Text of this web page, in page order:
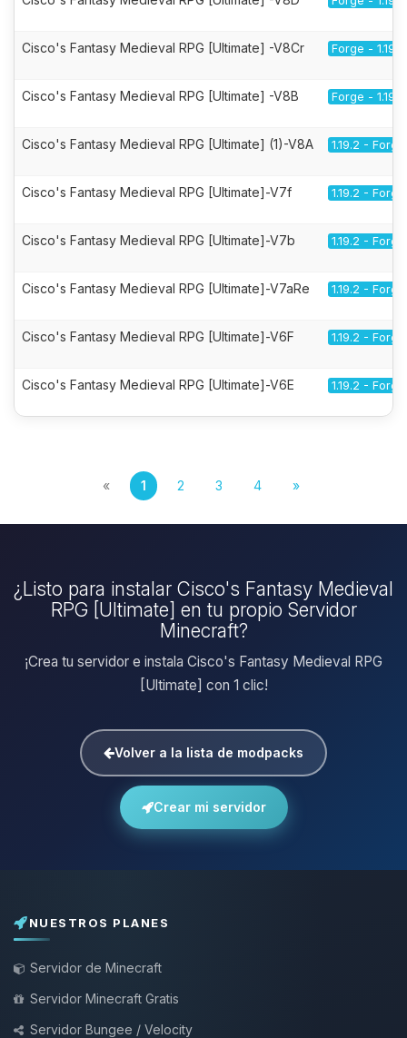
Cisco's Fantasy Medieval RPG [Ultimate] -V8Cr Forge - 1.19.2
Cisco's Fantasy Medieval RPG [Ultimate] -V8B Forge - 1.19.2
Cisco's Fantasy Medieval RPG [Ultimate] (1)-V8A 1.19.2 - Forge
Cisco's Fantasy Medieval RPG [Ultimate]-V7f 1.19.2 - Forge
Cisco's Fantasy Medieval RPG [Ultimate]-V7b 1.19.2 - Forge
Cisco's Fantasy Medieval RPG [Ultimate]-V7aRe 1.19.2 - Forge
Cisco's Fantasy Medieval RPG [Ultimate]-V6F 1.19.2 - Forge
Cisco's Fantasy Medieval RPG [Ultimate]-V6E 1.19.2 - Forge
« 1 2 3 4 »
¿Listo para instalar Cisco's Fantasy Medieval
RPG [Ultimate] en tu propio Servidor
Minecraft?
¡Crea tu servidor e instala Cisco's Fantasy Medieval RPG
[Ultimate] con 1 clic!
Volver a la lista de modpacks
Crear mi servidor
NUESTROS PLANES
Servidor de Minecraft
Servidor Minecraft Gratis
Servidor Bungee / Velocity